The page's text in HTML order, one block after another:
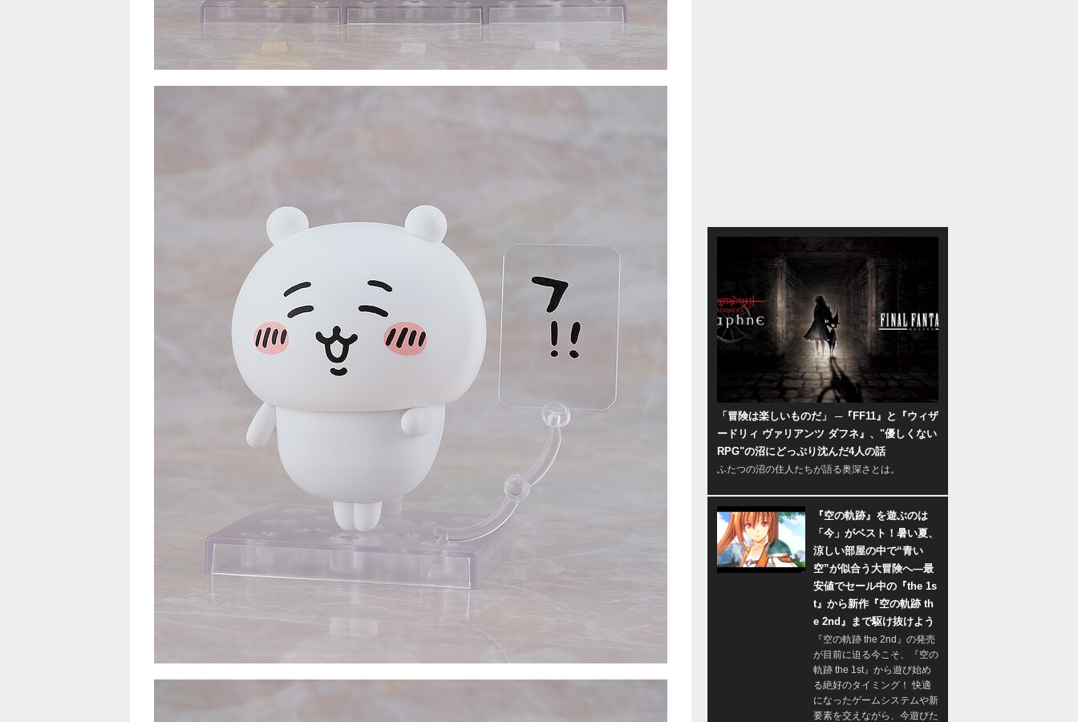
「冒険は楽しいものだ」 ─『FF11』と『ウィザ
ードリィ ヴァリアンツ ダフネ』、"優しくない
RPG"の沼にどっぷり沈んだ4人の話
ふたつの沼の住人たちが語る奥深さとは。
『空の軌跡』を遊ぶのは
「今」がベスト！暑い夏、
涼しい部屋の中で“青い
空”が似合う大冒険へ―最
安値でセール中の『the 1s
t』から新作『空の軌跡 th
e 2nd』まで駆け抜けよう
『空の軌跡 the 2nd』の発売
が目前に迫る今こそ、『空の
軌跡 the 1st』から遊び始め
る絶好のタイミング！ 快適
になったゲームシステムや新
要素を交えながら、今遊びた